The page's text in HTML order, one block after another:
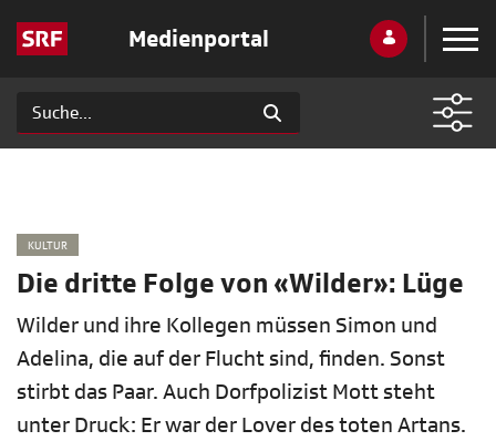
Medienportal
KULTUR
Die dritte Folge von «Wilder»: Lüge
Wilder und ihre Kollegen müssen Simon und
Adelina, die auf der Flucht sind, finden. Sonst
stirbt das Paar. Auch Dorfpolizist Mott steht
unter Druck: Er war der Lover des toten Artans.